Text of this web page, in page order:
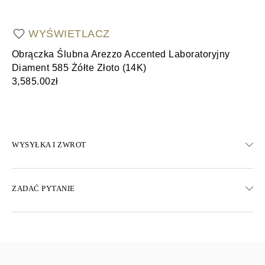
WYŚWIETLACZ
Obrączka Ślubna Arezzo Accented Laboratoryjny
Diament 585 Żółte Złoto (14K)
3,585.00zł
WYSYŁKA I ZWROT
Dostępne są również opcje dostawy ekspresowej
ZADAĆ PYTANIE